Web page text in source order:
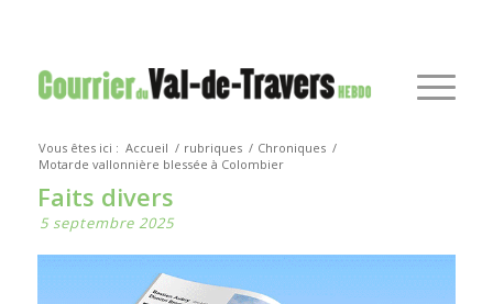
Vous êtes ici : Accueil / rubriques / Chroniques /
Motarde vallonnière blessée à Colombier
Faits divers
5 septembre 2025